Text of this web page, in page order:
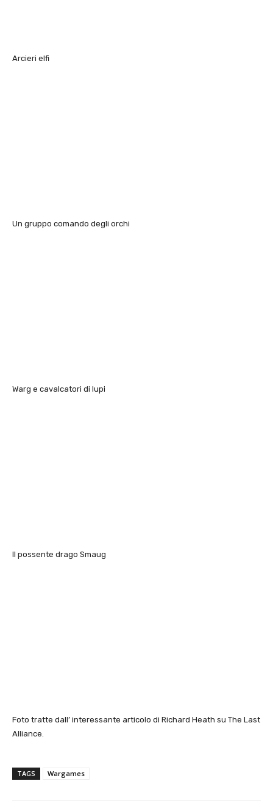
Arcieri elfi
Un gruppo comando degli orchi
Warg e cavalcatori di lupi
Il possente drago Smaug
Foto tratte dall’ interessante articolo di Richard Heath su The Last
Alliance.
TAGS Wargames